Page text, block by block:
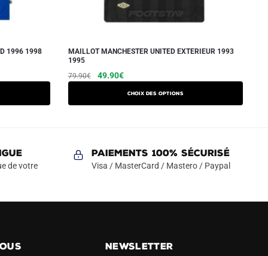
1996 1998
MAILLOT MANCHESTER UNITED EXTERIEUR 1993
1995
79.90€
Le
49.90€Le
Choix des options
Ce
produit
a
Les
options
de votre
Paiements 100% Sécurisé
Visa / MasterCard / Mastero / Paypal
NEWSLETTER